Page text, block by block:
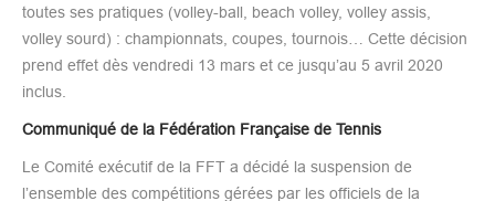
toutes ses pratiques (volley-ball, beach volley, volley assis,
volley sourd) : championnats, coupes, tournois… Cette décision
prend effet dès vendredi 13 mars et ce jusqu’au 5 avril 2020
inclus.
Communiqué de la Fédération Française de Tennis
Le Comité exécutif de la FFT a décidé la suspension de
l’ensemble des compétitions gérées par les officiels de la